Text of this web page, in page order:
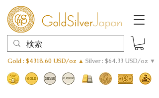
Gold : $4318.60 USD/oz ▲ Silver : $64.33 USD/oz ▼